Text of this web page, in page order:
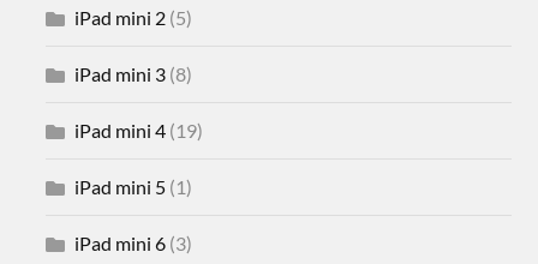
iPad mini 2 (5)
iPad mini 3 (8)
iPad mini 4 (19)
iPad mini 5 (1)
iPad mini 6 (3)